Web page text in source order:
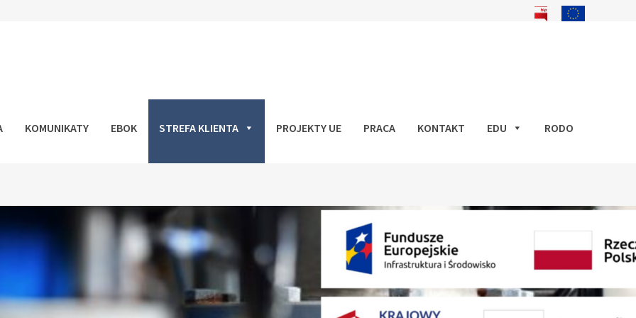
KOMUNIKATY EBOK STREFA KLIENTA PROJEKTY UE PRACA KONTAKT EDU RODO